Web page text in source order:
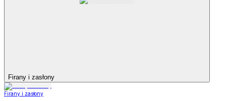
Firany i zasłony
Firany i zasłony